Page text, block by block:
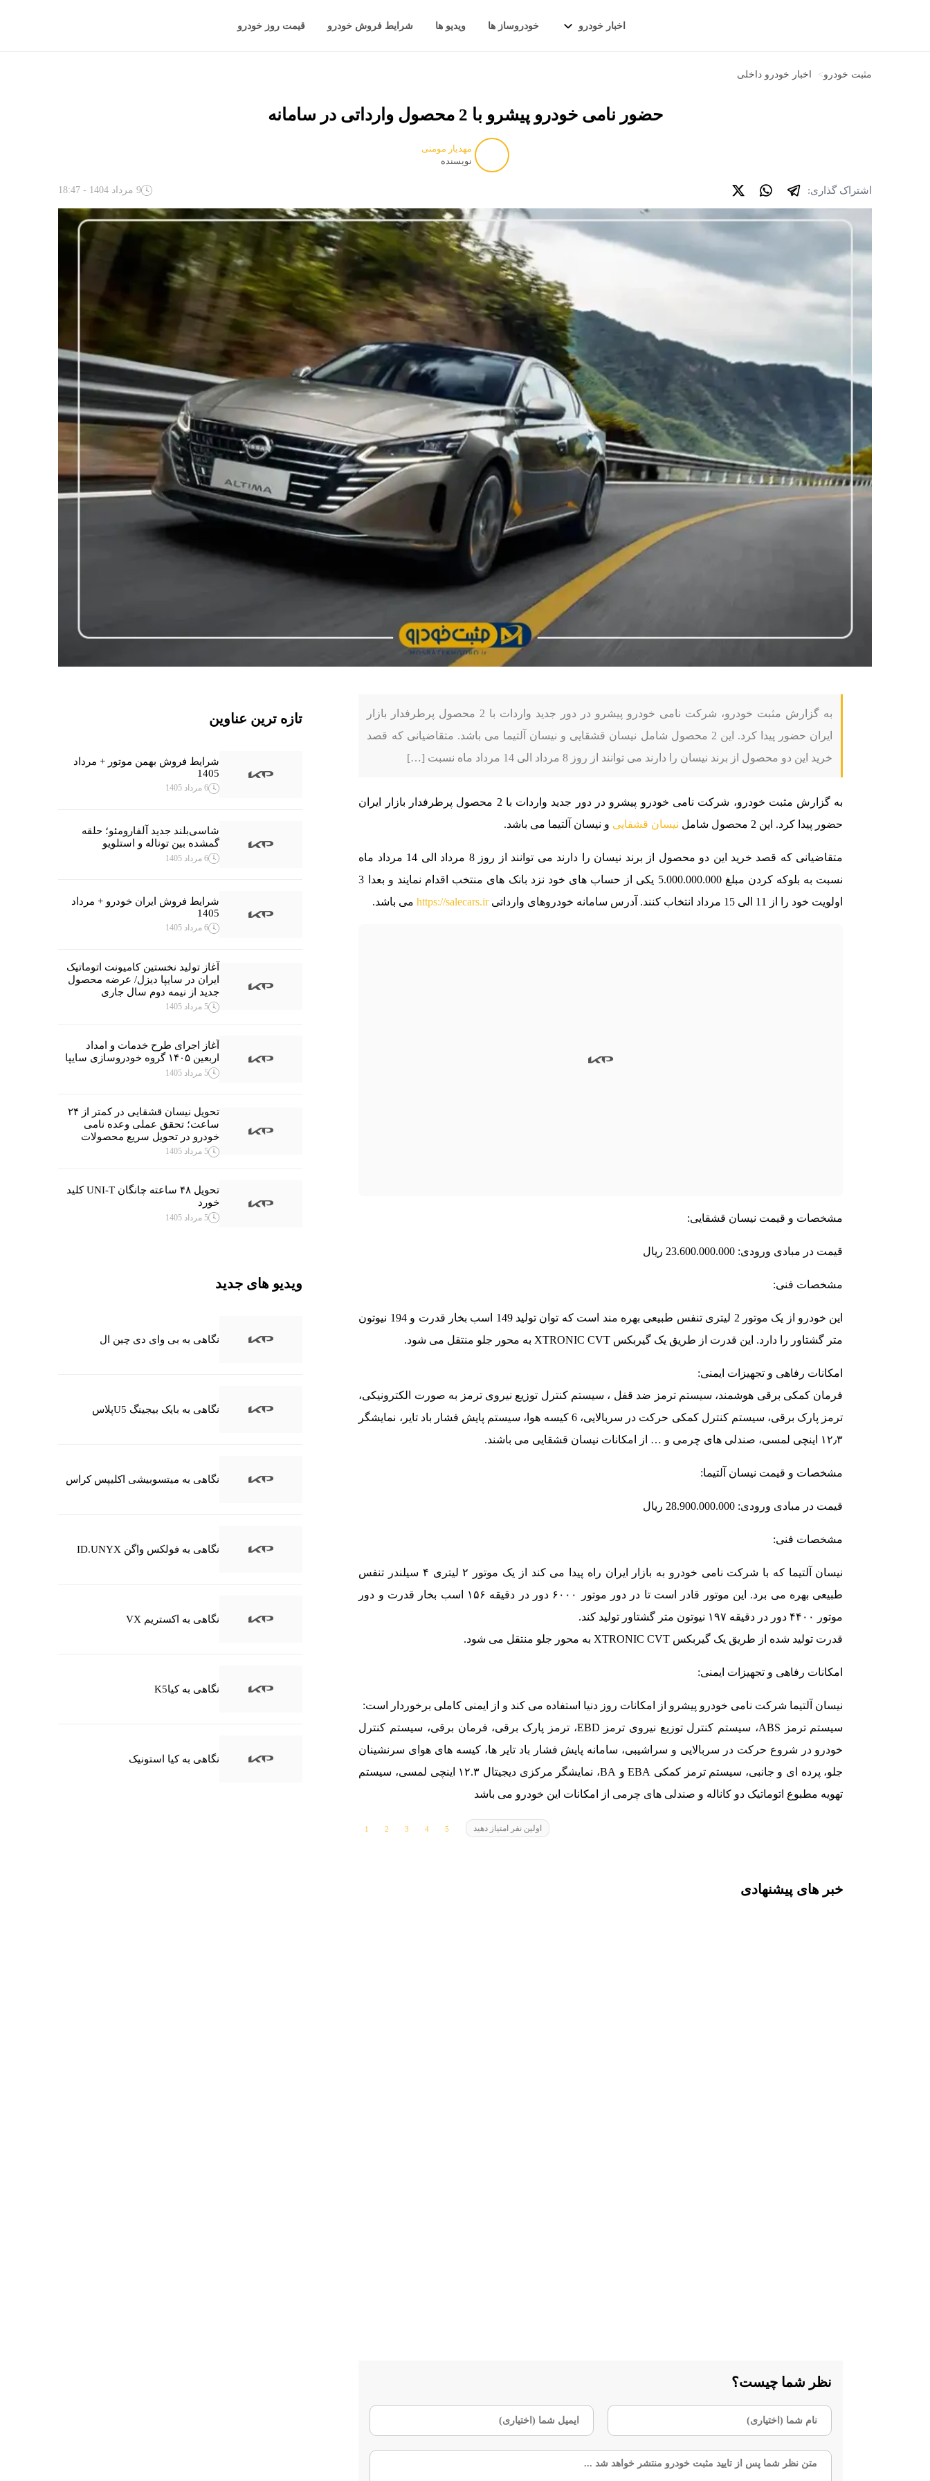
اخبار خودرو خودروساز ها ویدیو ها شرایط فروش خودرو قیمت روز خودرو
مثبت خودرو> اخبار خودرو داخلی
حضور نامی خودرو پیشرو با 2 محصول وارداتی در سامانه
مهدیار مومنی
نویسنده
اشتراک گذاری: 9 مرداد 1404 - 18:47
به گزارش مثبت خودرو، شرکت نامی خودرو پیشرو در دور جدید واردات با 2 محصول پرطرفدار بازار
ایران حضور پیدا کرد. این 2 محصول شامل نیسان قشقایی و نیسان آلتیما می باشد. متقاضیانی که قصد
خرید این دو محصول از برند نیسان را دارند می توانند از روز 8 مرداد الی 14 مرداد ماه نسبت […]
به گزارش مثبت خودرو، شرکت نامی خودرو پیشرو در دور جدید واردات با 2 محصول پرطرفدار بازار ایران
حضور پیدا کرد. این 2 محصول شامل
نیسان قشقایی و نیسان آلتیما می باشد.
متقاضیانی که قصد خرید این دو محصول از برند نیسان را دارند می توانند از روز 8 مرداد الی 14 مرداد ماه
نسبت به بلوکه کردن مبلغ 5.000.000.000 یکی از حساب های خود نزد بانک های منتخب اقدام نمایند و بعدا 3
اولویت خود را از 11 الی 15 مرداد انتخاب کنند. آدرس سامانه خودروهای وارداتی
https://salecars.irمی باشد.
مشخصات و قیمت نیسان قشقایی:
قیمت در مبادی ورودی: 23.600.000.000 ریال
مشخصات فنی:
این خودرو از یک موتور 2 لیتری تنفس طبیعی بهره مند است که توان تولید 149 اسب بخار قدرت و 194 نیوتون
متر گشتاور را دارد. این قدرت از طریق یک گیربکس XTRONIC CVT به محور جلو منتقل می شود.
امکانات رفاهی و تجهیزات ایمنی:
فرمان کمکی برقی هوشمند، سیستم ترمز ضد قفل ، سیستم کنترل توزیع نیروی ترمز به صورت الکترونیکی،
ترمز پارک برقی، سیستم کنترل کمکی حرکت در سربالایی، 6 کیسه هوا، سیستم پایش فشار باد تایر، نمایشگر
۱۲٫۳ اینچی لمسی، صندلی های چرمی و … از امکانات نیسان قشقایی می باشند.
مشخصات و قیمت نیسان آلتیما:
قیمت در مبادی ورودی: 28.900.000.000 ریال
مشخصات فنی:
نیسان آلتیما که با شرکت نامی خودرو به بازار ایران راه پیدا می کند از یک موتور ۲ لیتری ۴ سیلندر تنفس
طبیعی بهره می برد. این موتور قادر است تا در دور موتور ۶۰۰۰ دور در دقیقه ۱۵۶ اسب بخار قدرت و دور
موتور ۴۴۰۰ دور در دقیقه ۱۹۷ نیوتون متر گشتاور تولید کند.
قدرت تولید شده از طریق یک گیربکس XTRONIC CVT به محور جلو منتقل می شود.
امکانات رفاهی و تجهیزات ایمنی:
نیسان آلتیما شرکت نامی خودرو پیشرو از امکانات روز دنیا استفاده می کند و از ایمنی کاملی برخوردار است:
سیستم ترمز ABS، سیستم کنترل توزیع نیروی ترمز EBD، ترمز پارک برقی، فرمان برقی، سیستم کنترل
خودرو در شروع حرکت در سربالایی و سراشیبی، سامانه پایش فشار باد تایر ها، کیسه های هوای سرنشینان
جلو، پرده ای و جانبی، سیستم ترمز کمکی EBA و BA، نمایشگر مرکزی دیجیتال ۱۲.۳ اینچی لمسی، سیستم
تهویه مطبوع اتوماتیک دو کاناله و صندلی های چرمی از امکانات این خودرو می باشد
اولین نفر امتیاز دهید
خبر های پیشنهادی
نظر شما چیست؟
تازه ترین عناوین
شرایط فروش بهمن موتور + مرداد
1405
6 مرداد 1405
شاسی‌بلند جدید آلفارومئو؛ حلقه
گمشده بین توناله و استلویو
6 مرداد 1405
شرایط فروش ایران خودرو + مرداد
1405
6 مرداد 1405
آغاز تولید نخستین کامیونت اتوماتیک
ایران در سایپا دیزل/ عرضه محصول
جدید از نیمه دوم سال جاری
5 مرداد 1405
آغاز اجرای طرح خدمات و امداد
اربعین ۱۴۰۵ گروه خودروسازی سایپا
5 مرداد 1405
تحویل نیسان قشقایی در کمتر از ۲۴
ساعت؛ تحقق عملی وعده نامی
خودرو در تحویل سریع محصولات
5 مرداد 1405
تحویل ۴۸ ساعته چانگان UNI-T کلید
خورد
5 مرداد 1405
ویدیو های جدید
نگاهی به بی وای دی چین ال
نگاهی به بایک بیجینگ U5پلاس
نگاهی به میتسوبیشی اکلیپس کراس
نگاهی به فولکس واگن ID.UNYX
نگاهی به اکستریم VX
نگاهی به کیاK5
نگاهی به کیا استونیک